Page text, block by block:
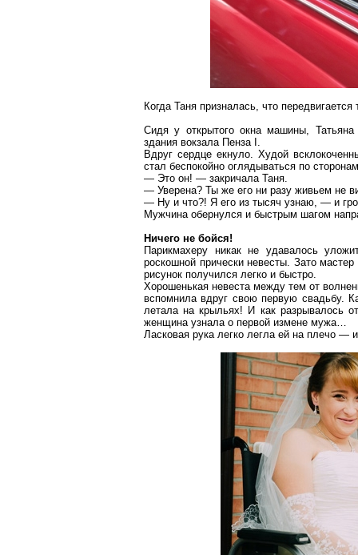
Когда Таня призналась, что
Сидя у открытого окна машины,
здания вокзала Пенза I.
Вдруг сердце екнуло. Худой
стал беспокойно оглядываться по
— Это он! — закричала Таня.
— Уверена? Ты же его ни разу живьем не
— Ну и что?! Я его из тысяч узнаю, — и
Мужчина обернулся и быстрым шагом
Ничего не бойся!
Парикмахеру никак не удавалось
роскошной прически невесты. Зато
рисунок получился легко и быстро.
Хорошенькая невеста между тем от
вспомнила вдруг свою первую свадьбу.
летала накрыльях! И как разрывалось
женщина узнала о первой измене мужа…
Ласковая рука легко легла ей на плечо —